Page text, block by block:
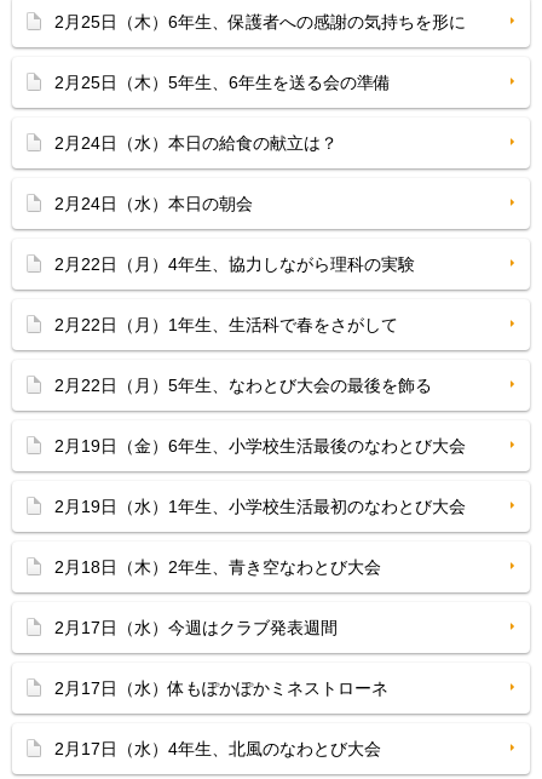
2月25日（木）6年生、保護者への感謝の気持ちを形に
2月25日（木）5年生、6年生を送る会の準備
2月24日（水）本日の給食の献立は？
2月24日（水）本日の朝会
2月22日（月）4年生、協力しながら理科の実験
2月22日（月）1年生、生活科で春をさがして
2月22日（月）5年生、なわとび大会の最後を飾る
2月19日（金）6年生、小学校生活最後のなわとび大会
2月19日（水）1年生、小学校生活最初のなわとび大会
2月18日（木）2年生、青き空なわとび大会
2月17日（水）今週はクラブ発表週間
2月17日（水）体もぽかぽかミネストローネ
2月17日（水）4年生、北風のなわとび大会